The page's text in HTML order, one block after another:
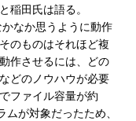
稲田氏は語る。
なか思うように動作
のものはそれほど複
作させるには、どの
どのノウハウが必要
ファイル容量が約
が対象だったため、